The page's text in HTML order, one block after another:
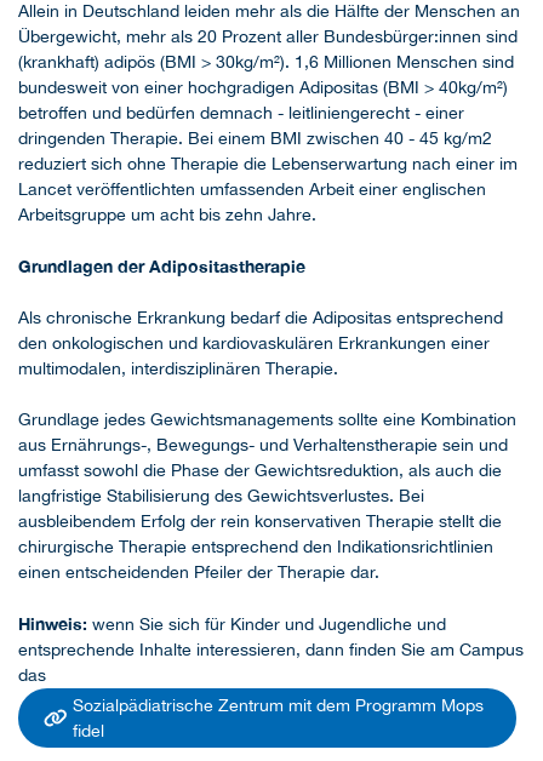
Allein in Deutschland leiden mehr als die Hälfte der Menschen an
Übergewicht, mehr als 20 Prozent aller Bundesbürger:innen sind
(krankhaft) adipös (BMI > 30kg/m²). 1,6 Millionen Menschen sind
bundesweit von einer hochgradigen Adipositas (BMI > 40kg/m²)
betroffen und bedürfen demnach - leitliniengerecht - einer
dringenden Therapie. Bei einem BMI zwischen 40 - 45 kg/m2
reduziert sich ohne Therapie die Lebenserwartung nach einer im
Lancet veröffentlichten umfassenden Arbeit einer englischen
Arbeitsgruppe um acht bis zehn Jahre.
Grundlagen der Adipositastherapie
Als chronische Erkrankung bedarf die Adipositas entsprechend
den onkologischen und kardiovaskulären Erkrankungen einer
multimodalen, interdisziplinären Therapie.
Grundlage jedes Gewichtsmanagements sollte eine Kombination
aus Ernährungs-, Bewegungs- und Verhaltenstherapie sein und
umfasst sowohl die Phase der Gewichtsreduktion, als auch die
langfristige Stabilisierung des Gewichtsverlustes. Bei
ausbleibendem Erfolg der rein konservativen Therapie stellt die
chirurgische Therapie entsprechend den Indikationsrichtlinien
einen entscheidenden Pfeiler der Therapie dar.
Hinweis: wenn Sie sich für Kinder und Jugendliche und
entsprechende Inhalte interessieren, dann finden Sie am Campus
das
Sozialpädiatrische Zentrum mit dem Programm Mops
fidel